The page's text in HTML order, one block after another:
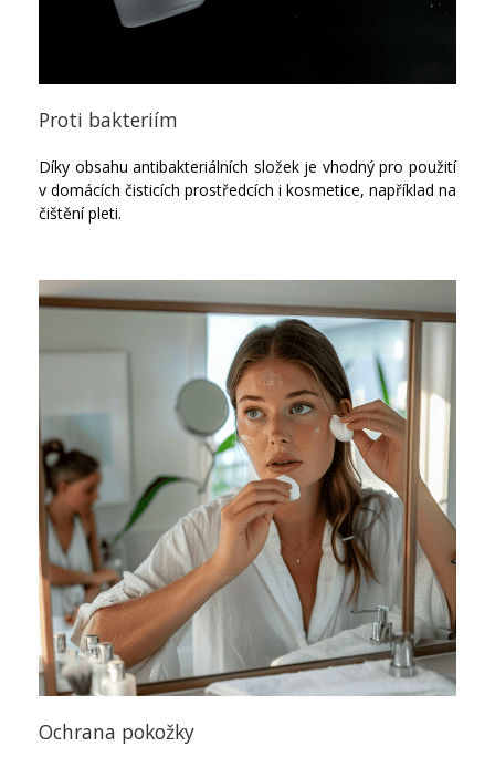
Proti bakteriím
Díky obsahu antibakteriálních složek je vhodný pro použití
v domácích čisticích prostředcích i kosmetice, například na
čištění pleti.
Ochrana pokožky